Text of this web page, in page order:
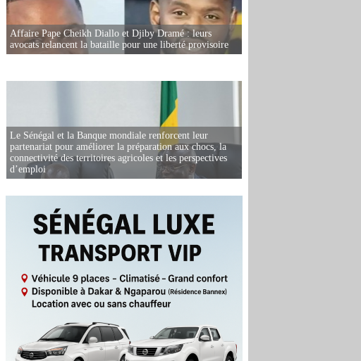
Affaire Pape Cheikh Diallo et Djiby Dramé : leurs
avocats relancent la bataille pour une liberté provisoire
Le Sénégal et la Banque mondiale renforcent leur
partenariat pour améliorer la préparation aux chocs, la
connectivité des territoires agricoles et les perspectives
d’emploi